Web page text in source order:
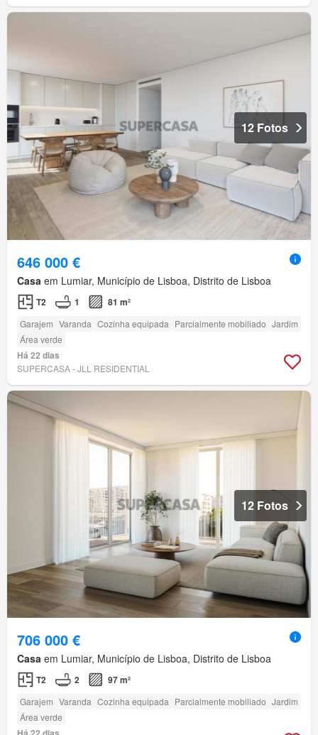
12 Fotos
646 000 €
Casa em Lumiar, Município de Lisboa, Distrito de Lisboa
T2 1 81 m²
Garajem Varanda Cozinha equipada Parcialmente mobiliado Jardim
Área verde
Há 22 dias
SUPERCASA - JLL RESIDENTIAL
12 Fotos
706 000 €
Casa em Lumiar, Município de Lisboa, Distrito de Lisboa
T2 2 97 m²
Garajem Varanda Cozinha equipada Parcialmente mobiliado Jardim
Área verde